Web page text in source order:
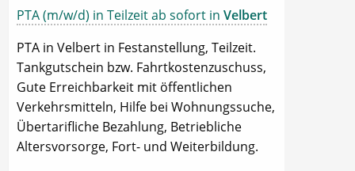
PTA (m/w/d) in Teilzeit ab sofort in Velbert
PTA in Velbert in Festanstellung, Teilzeit.
Tankgutschein bzw. Fahrtkostenzuschuss,
Gute Erreichbarkeit mit öffentlichen
Verkehrsmitteln, Hilfe bei Wohnungssuche,
Übertarifliche Bezahlung, Betriebliche
Altersvorsorge, Fort- und Weiterbildung.